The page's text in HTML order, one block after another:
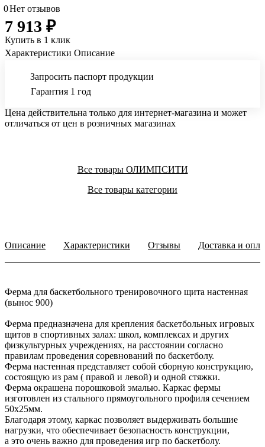
0Нет отзывов
7 913 ₽
Купить в 1 клик
Характеристики Описание
Запросить паспорт продукции
Гарантия 1 год
Цена действительна только для интернет-магазина и может
отличаться от цен в розничных магазинах
Все товары ОЛИМПСИТИ
Все товары категории
Описание Характеристики Отзывы Доставка и
Ферма для баскетбольного тренировочного щита настенная
(вынос 900)
Ферма предназначена для крепления баскетбольных игровых
щитов в спортивных залах: школ, комплексах и других
физкультурных учреждениях, на расстоянии согласно
правилам проведения соревнований по баскетболу.
Ферма настенная представляет собой сборную конструкцию,
состоящую из рам ( правой и левой) и одной стяжки.
Ферма окрашена порошковой эмалью. Каркас фермы
изготовлен из стального прямоугольного профиля сечением
50х25мм.
Благодаря этому, каркас позволяет выдерживать большие
нагрузки, что обеспечивает безопасность конструкции,
а это очень важно для проведения игр по баскетболу.